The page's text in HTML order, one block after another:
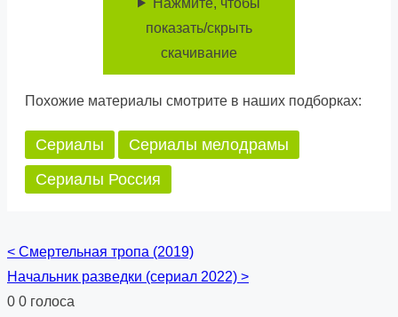
показать/скрыть
скачивание
Похожие материалы смотрите в наших подборках:
Сериалы
Сериалы мелодрамы
Сериалы Россия
Posts
navigation
< Смертельная тропа (2019)
Начальник разведки (сериал 2022) >
0 0 голоса